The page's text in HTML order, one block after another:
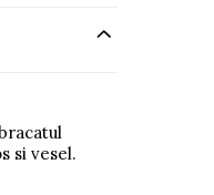
si vesel.